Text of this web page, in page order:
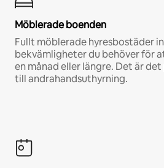
Möblerade boenden
Fullt möblerade hyresbostäder
bekvämligheter du behöver för
en månad eller längre. Det är
till andrahandsuthyrning.